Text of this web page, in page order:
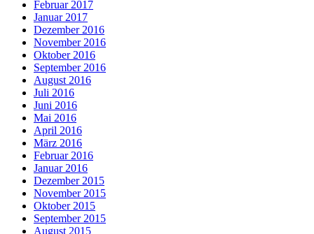
Februar 2017
Januar 2017
Dezember 2016
November 2016
Oktober 2016
September 2016
August 2016
Juli 2016
Juni 2016
Mai 2016
April 2016
März 2016
Februar 2016
Januar 2016
Dezember 2015
November 2015
Oktober 2015
September 2015
August 2015